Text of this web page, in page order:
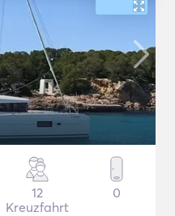
12
Kreuzfahrt
0